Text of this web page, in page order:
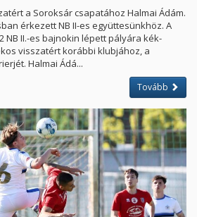
a Soroksár csapatához Halmai Ádám.
érkezett NB II-es együttesünkhöz. A
NB II.-es bajnokin lépett pályára kék-
visszatért korábbi klubjához, a
Halmai Ádá...
Tovább